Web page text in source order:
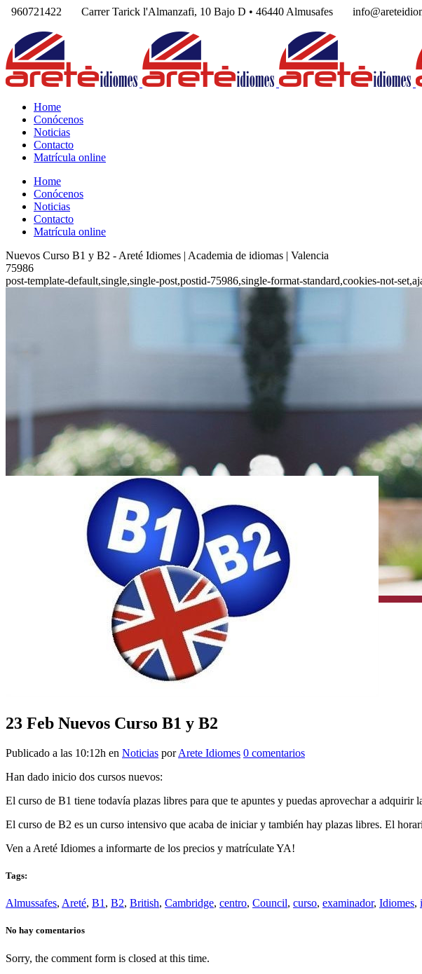
960721422 Carrer Tarick l'Almanzafi, 10 Bajo D • 46440 Almusafes
Home
Conócenos
Noticias
Contacto
Matrícula online
Home
Conócenos
Noticias
Contacto
Matrícula online
Nuevos Curso B1 y B2 - Areté Idiomes | Academia de idiomas | Valencia
75986
post-template-default,single,single-post,postid-75986,single-format-standard,cookies-not-
23 Feb Nuevos Curso B1 y B2
Publicado a las 10:12h en Noticias porArete Idiomes 0 comentarios
Han dado inicio dos cursos nuevos:
El curso de B1 tiene todavía plazas libres para que te apuntes y puedas aprovechar a
El curso de B2 es un curso intensivo que acaba de iniciar y también hay plazas libres. El
Ven a Areté Idiomes a informarte de los precios y matrículate YA!
Tags:
Almussafes, Areté, B1 , B2, British, Cambridge, centro, Council, curso, examinador, Idiomes,
No hay comentarios
Sorry, the comment form is closed at this time.